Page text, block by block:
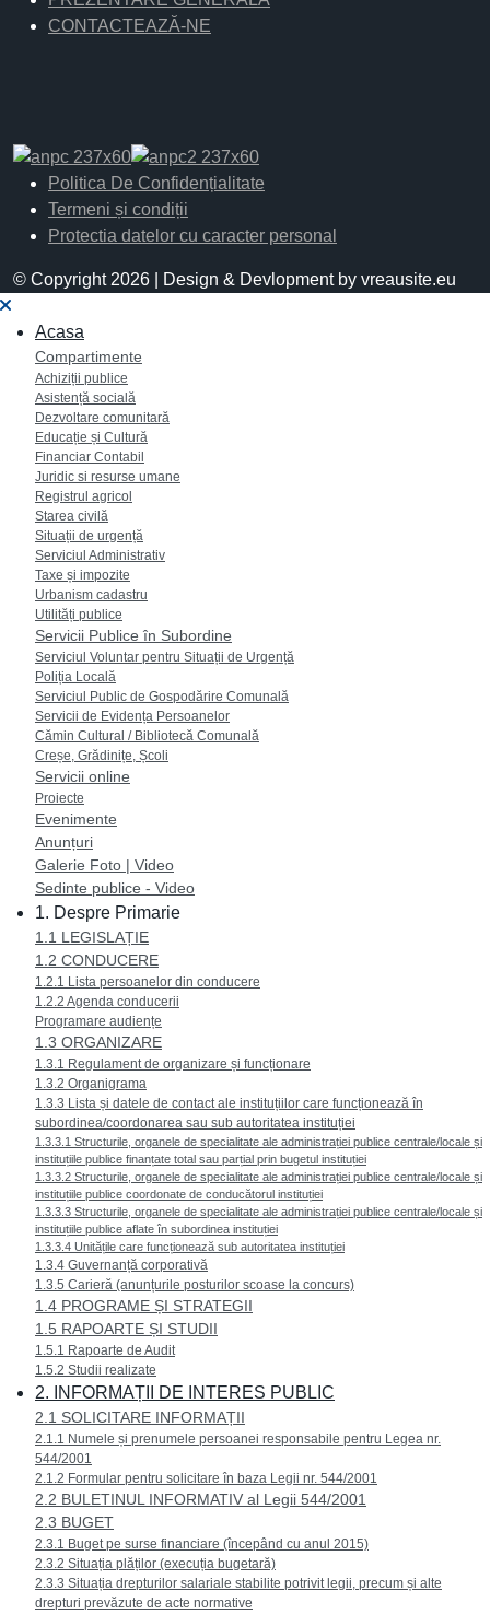
CONTACTEAZĂ-NE
Politica De Confidențialitate
Termeni și condiții
Protectia datelor cu caracter personal
© Copyright 2026 | Design & Devlopment by vreausite.eu
Acasa
Compartimente
Achiziții publice
Asistență socială
Dezvoltare comunitară
Educație și Cultură
Financiar Contabil
Juridic si resurse umane
Registrul agricol
Starea civilă
Situații de urgență
Serviciul Administrativ
Taxe și impozite
Urbanism cadastru
Utilități publice
Servicii Publice în Subordine
Serviciul Voluntar pentru Situații de Urgență
Poliția Locală
Serviciul Public de Gospodărire Comunală
Servicii de Evidența Persoanelor
Cămin Cultural / Bibliotecă Comunală
Creșe, Grădinițe, Școli
Servicii online
Proiecte
Evenimente
Anunțuri
Galerie Foto | Video
Sedinte publice - Video
1. Despre Primarie
1.1 LEGISLAȚIE
1.2 CONDUCERE
1.2.1 Lista persoanelor din conducere
1.2.2 Agenda conducerii
Programare audiențe
1.3 ORGANIZARE
1.3.1 Regulament de organizare și funcționare
1.3.2 Organigrama
1.3.3 Lista și datele de contact ale instituțiilor care funcționează în
subordinea/coordonarea sau sub autoritatea instituției
1.3.3.1 Structurile, organele de specialitate ale administrației publice centrale/locale și
instituțiile publice finanțate total sau parțial prin bugetul instituției
1.3.3.2 Structurile, organele de specialitate ale administrației publice centrale/locale și
instituțiile publice coordonate de conducătorul instituției
1.3.3.3 Structurile, organele de specialitate ale administrației publice centrale/locale și
instituțiile publice aflate în subordinea instituției
1.3.3.4 Unitățile care funcționează sub autoritatea instituției
1.3.4 Guvernanță corporativă
1.3.5 Carieră (anunțurile posturilor scoase la concurs)
1.4 PROGRAME ȘI STRATEGII
1.5 RAPOARTE ȘI STUDII
1.5.1 Rapoarte de Audit
1.5.2 Studii realizate
2. INFORMAȚII DE INTERES PUBLIC
2.1 SOLICITARE INFORMAȚII
2.1.1 Numele și prenumele persoanei responsabile pentru Legea nr.
544/2001
2.1.2 Formular pentru solicitare în baza Legii nr. 544/2001
2.2 BULETINUL INFORMATIV al Legii 544/2001
2.3 BUGET
2.3.1 Buget pe surse financiare (începând cu anul 2015)
2.3.2 Situația plăților (execuția bugetară)
2.3.3 Situația drepturilor salariale stabilite potrivit legii, precum și alte
drepturi prevăzute de acte normative